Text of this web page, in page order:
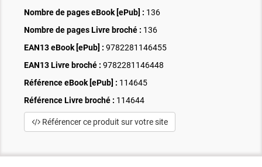
Nombre de pages eBook [ePub] : 136
Nombre de pages Livre broché : 136
EAN13 eBook [ePub] : 9782281146455
EAN13 Livre broché : 9782281146448
Référence eBook [ePub] : 114645
Référence Livre broché : 114644
Référencer ce produit sur votre site